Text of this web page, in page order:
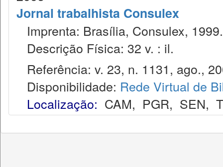
Jornal trabalhista Consulex
Imprenta: Brasília, Consulex, 1999.
Descrição Física: 32 v. : il.
Referência: v. 23, n. 1131, ago.,
Disponibilidade: Rede Virtual de
Localização: CAM, PGR, SEN,